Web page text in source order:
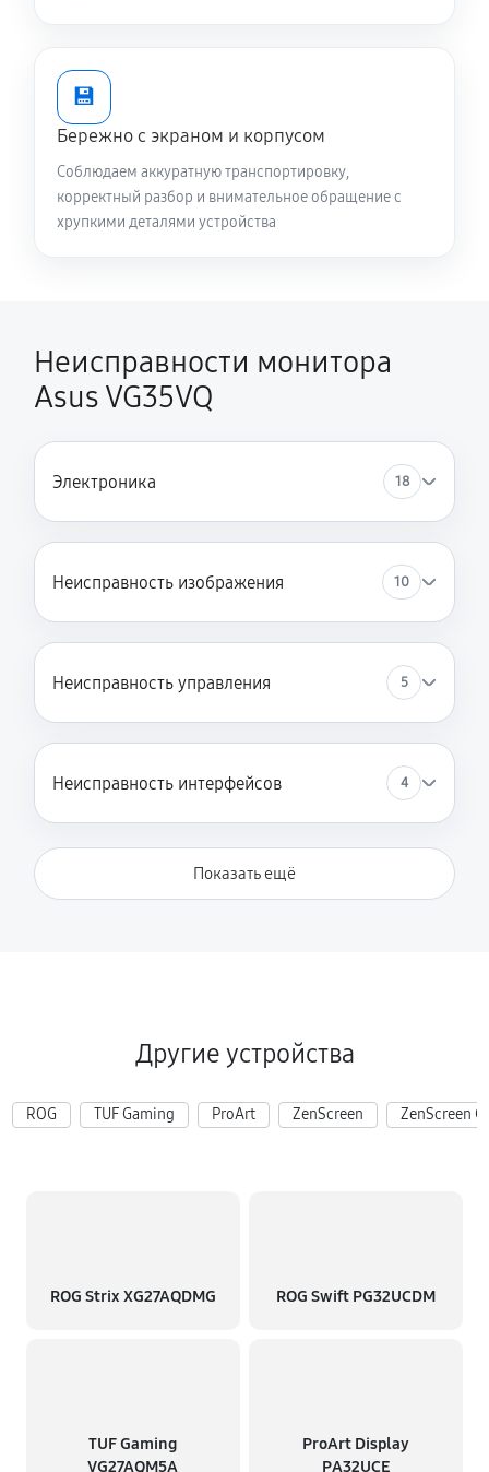
💾
Бережно с экраном и корпусом
Соблюдаем аккуратную транспортировку,
корректный разбор и внимательное обращение с
хрупкими деталями устройства
Неисправности монитора
Asus VG35VQ
Электроника 18
Неисправность изображения 10
Неисправность управления 5
Неисправность интерфейсов 4
Показать ещё
Другие устройства
ROG TUF Gaming ProArt ZenScreen ZenScreen
ROG Strix XG27AQDMG ROG Swift PG32UCDM
TUF Gaming
VG27AQM5A
ProArt Display
PA32UCE